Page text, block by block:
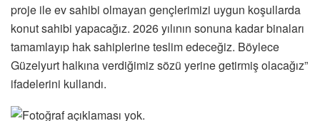
proje ile ev sahibi olmayan gençlerimizi uygun koşullarda
konut sahibi yapacağız. 2026 yılının sonuna kadar binaları
tamamlayıp hak sahiplerine teslim edeceğiz. Böylece
Güzelyurt halkına verdiğimiz sözü yerine getirmiş olacağız”
ifadelerini kullandı.